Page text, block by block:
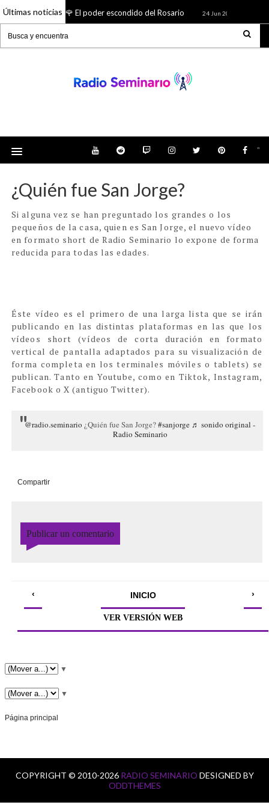
Últimas noticias
26 Jun 2026 🌹 El poder escondido del Rosario 24 Jun 2026
"
¿Quién fue San Jorge?
Si alguna vez se han preguntado los grandes o los
pequeños de la casa, quien es San Jorge, el nuevo vídeo
en formato short de Radio Seminario lo expone de forma
reducida para todas las edades.
Éste vídeo es el primero de una larga lista que se irán
publicando en las distintas plataformas en las que los
vídeos short (vídeos de corta duración en formato
vertical de pantalla adaptados para su visualización de
forma completa en los terminales móviles o tablets) se
publican. Tanto en Youtube, como en Tiktok, Instagram,
Facebook o X (antiguo Twitter).
@radio.seminario ¿Quién fue San Jorge?#sanjorge ♬ sonido original -
Radio Seminario
Compartir
Publicar un comentario
‹ ›
INICIO
VER VERSIÓN WEB
▼
▼
Página principal
COPYRIGHT © 2010-2026 RADIO SEMINARIO DESIGNED BY
ODDTHEMES